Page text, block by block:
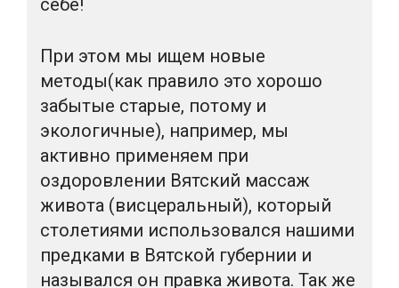
себе!
При этом мы ищем новые
методы(как правило это хорошо
забытые старые, потому и
экологичные), например, мы
активно применяем при
оздоровлении Вятский массаж
живота (висцеральный), который
столетиями использовался нашими
предками в Вятской губернии и
назывался он правка живота. Так же